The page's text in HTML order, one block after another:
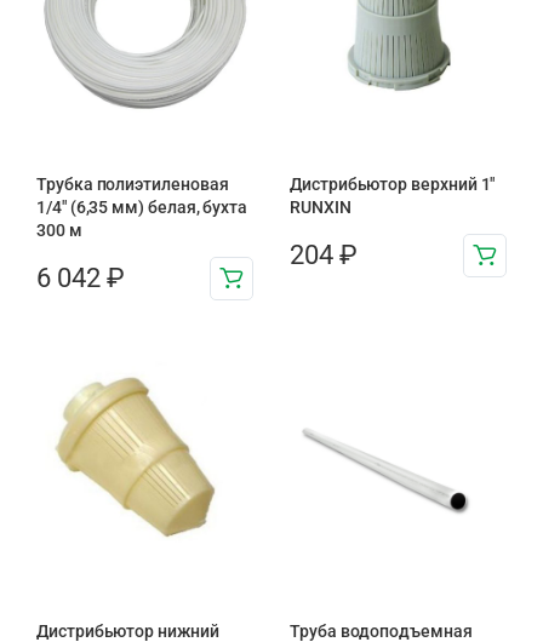
Трубка полиэтиленовая
1/4″ (6,35 мм) белая, бухта
300 м
6 042 ₽
Дистрибьютор верхний 1″
RUNXIN
204 ₽
Дистрибьютор нижний
Труба водоподъемная